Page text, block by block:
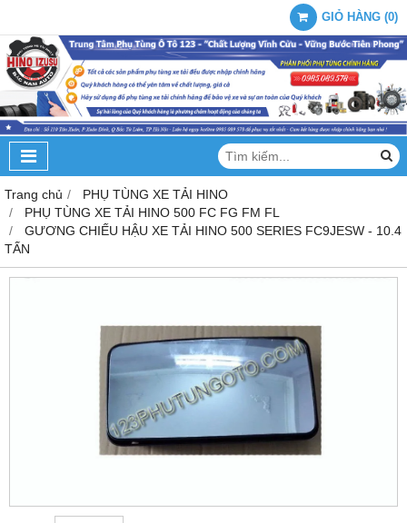
GIỎ HÀNG (0)
Trang chủ
PHỤ TÙNG XE TẢI HINO
PHỤ TÙNG XE TẢI HINO 500 FC FG FM FL
GƯƠNG CHIẾU HẬU XE TẢI HINO 500 SERIES FC9JESW - 10.4
TẤN